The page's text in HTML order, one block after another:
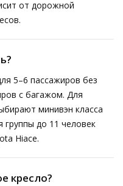
от дорожной
5–6 пассажиров без
с багажом. Для
минивэн класса
группы до 11 человек
Hiace.
кресло?